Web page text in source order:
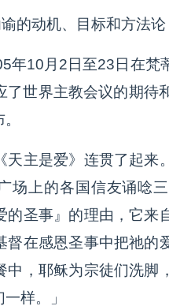
的动机、目标和方法论
年10月2日至23日在梵
了世界主教会议的期待
主是爱》连贯了起来
场上的各国信友诵唸
的圣事』的理由，它来
在感恩圣事中把祂的
，耶稣为宗徒们洗脚
样。」